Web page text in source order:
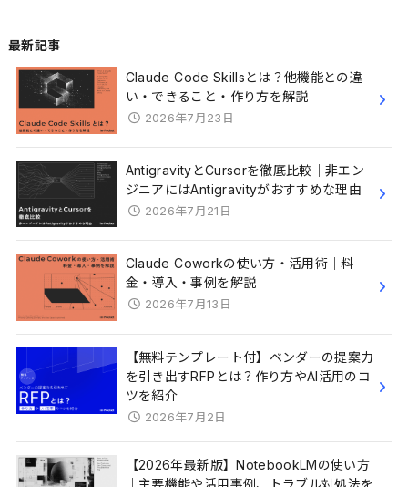
最新記事
Claude Code Skillsとは？他機能との違
い・できること・作り方を解説
2026年7月23日
AntigravityとCursorを徹底比較｜非エン
ジニアにはAntigravityがおすすめな理由
2026年7月21日
Claude Coworkの使い方・活用術｜料
金・導入・事例を解説
2026年7月13日
【無料テンプレート付】ベンダーの提案力
を引き出すRFPとは？作り方やAI活用のコ
ツを紹介
2026年7月2日
【2026年最新版】NotebookLMの使い方
｜主要機能や活用事例、トラブル対処法を